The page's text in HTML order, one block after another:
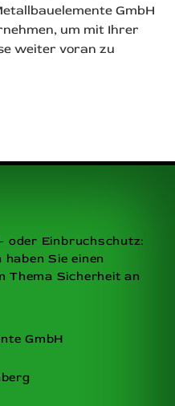
GmbH
um mit Ihrer
weiter voran zu
oder Einbruchschutz:
Sie einen
Thema Sicherheit an
GmbH